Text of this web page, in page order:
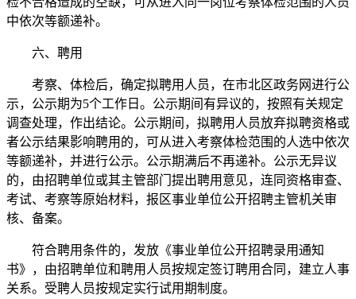
中依次等额递补。
六、聘用
考察、体检后，确定拟聘用人员，在市北区政务网进行公
示，公示期为5个工作日。公示期间有异议的，按照有关规定
调查处理，作出结论。公示期间，拟聘用人员放弃拟聘资格或
者公示结果影响聘用的，可从进入考察体检范围的人选中依次
等额递补，并进行公示。公示期满后不再递补。公示无异议
的，由招聘单位或其主管部门提出聘用意见，连同资格审查、
考试、考察等原始材料，报区事业单位公开招聘主管机关审
核、备案。
符合聘用条件的，发放《事业单位公开招聘录用通知
书》，由招聘单位和聘用人员按规定签订聘用合同，建立人事
关系。受聘人员按规定实行试用期制度。